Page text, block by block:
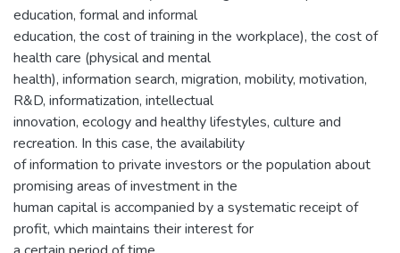
education, formal and informal
education, the cost of training in the workplace), the cost of
health care (physical and mental
health), information search, migration, mobility, motivation,
R&D, informatization, intellectual
innovation, ecology and healthy lifestyles, culture and
recreation. In this case, the availability
of information to private investors or the population about
promising areas of investment in the
human capital is accompanied by a systematic receipt of
profit, which maintains their interest for